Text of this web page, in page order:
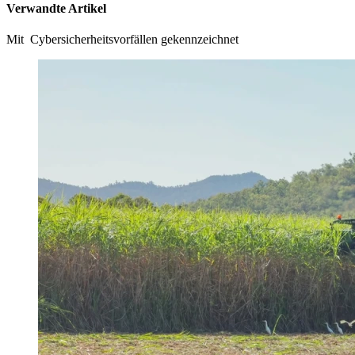
Verwandte Artikel
Mit Cybersicherheitsvorfällen gekennzeichnet